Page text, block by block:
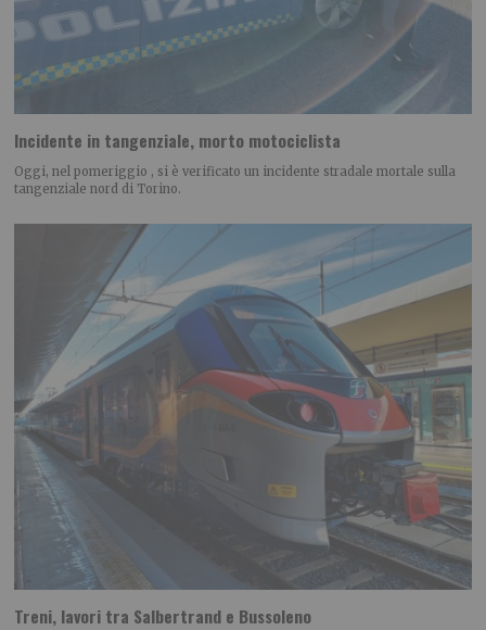
Incidente in tangenziale, morto motociclista
Oggi, nel pomeriggio , si è verificato un incidente stradale mortale sulla
tangenziale nord di Torino.
Treni, lavori tra Salbertrand e Bussoleno